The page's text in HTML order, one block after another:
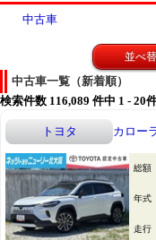
中古車
並べ
中古車一覧（新着順）
検索件数 116,089 件中 1 - 20
トヨタ カロー
総額
年式
走行